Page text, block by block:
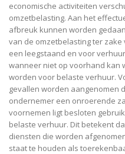
economische activiteiten
omzetbelasting. Aan het
afbreuk kunnen worden
van de omzetbelasting ter
een leegstaand en voor
wanneer niet op voorhand kan
worden voor belaste verhuur.
gevallen worden aangenomen
ondernemer een onroerende
voornemen ligt besloten
belaste verhuur. Dit betekent
diensten die worden
staat te houden als